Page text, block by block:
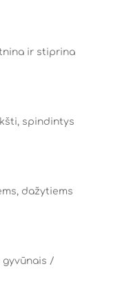
ir stiprina
spindintys
dažytiems
gyvūnais /